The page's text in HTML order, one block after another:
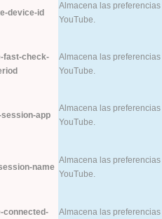
device-id
Almacena las
YouTube.
fast-check-
Almacena las
YouTube.
app
Almacena las
YouTube.
name
Almacena las
YouTube.
connected-
Almacena las